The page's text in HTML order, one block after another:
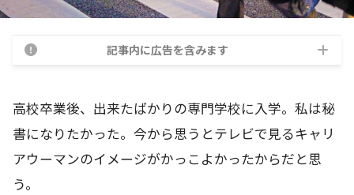
記事内に広告を含みます
高校卒業後、出来たばかりの専門学校に入学。私は秘
書になりたかった。今から思うとテレビで見るキャリ
アウーマンのイメージがかっこよかったからだと思
う。